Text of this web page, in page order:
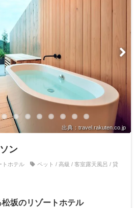
出典：travel.rakuten.co.jp
ン
トホテル
ペット / 高級 / 客室露天風呂 / 貸
坂のリゾートホテル